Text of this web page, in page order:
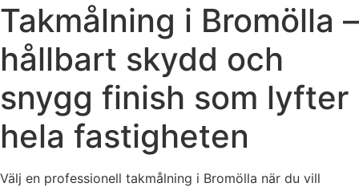
Takmålning i Bromölla –
hållbart skydd och
snygg finish som lyfter
hela fastigheten
Välj en professionell takmålning i Bromölla när du vill